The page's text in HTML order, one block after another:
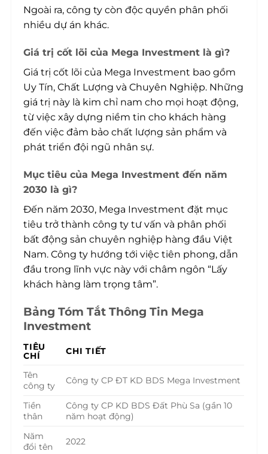
Ngoài ra, công ty còn độc quyền phân phối
nhiều dự án khác.
Giá trị cốt lõi của Mega Investment là gì?
Giá trị cốt lõi của Mega Investment bao gồm
Uy Tín, Chất Lượng và Chuyên Nghiệp. Những
giá trị này là kim chỉ nam cho mọi hoạt động,
từ việc xây dựng niềm tin cho khách hàng
đến việc đảm bảo chất lượng sản phẩm và
phát triển đội ngũ nhân sự.
Mục tiêu của Mega Investment đến năm
2030 là gì?
Đến năm 2030, Mega Investment đặt mục
tiêu trở thành công ty tư vấn và phân phối
bất động sản chuyên nghiệp hàng đầu Việt
Nam. Công ty hướng tới việc tiên phong, dẫn
đầu trong lĩnh vực này với châm ngôn “Lấy
khách hàng làm trọng tâm”.
Bảng Tóm Tắt Thông Tin Mega
Investment
TIÊU
CHÍ
CHI TIẾT
Tên
công ty
Công ty CP ĐT KD BDS Mega Investment
Tiền
thân
Công ty CP KD BDS Đất Phù Sa (gần 10
năm hoạt động)
Năm
đổi tên
2022